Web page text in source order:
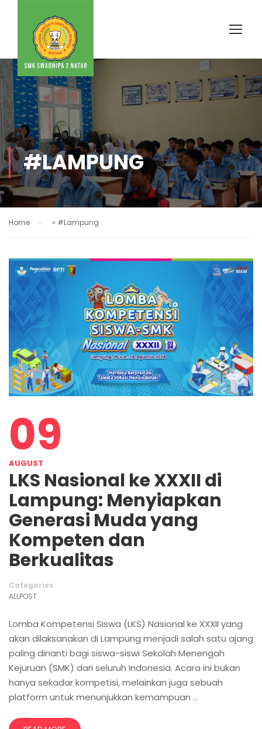
#LAMPUNG
Home » #Lampung
09
AUGUST
LKS Nasional ke XXXII di
Lampung: Menyiapkan
Generasi Muda yang
Kompeten dan
Berkualitas
Categories
ALLPOST
Lomba Kompetensi Siswa (LKS) Nasional ke XXXII yang
akan dilaksanakan di Lampung menjadi salah satu ajang
paling dinanti bagi siswa-siswi Sekolah Menengah
Kejuruan (SMK) dari seluruh Indonesia. Acara ini bukan
hanya sekadar kompetisi, melainkan juga sebuah
platform untuk menunjukkan kemampuan …